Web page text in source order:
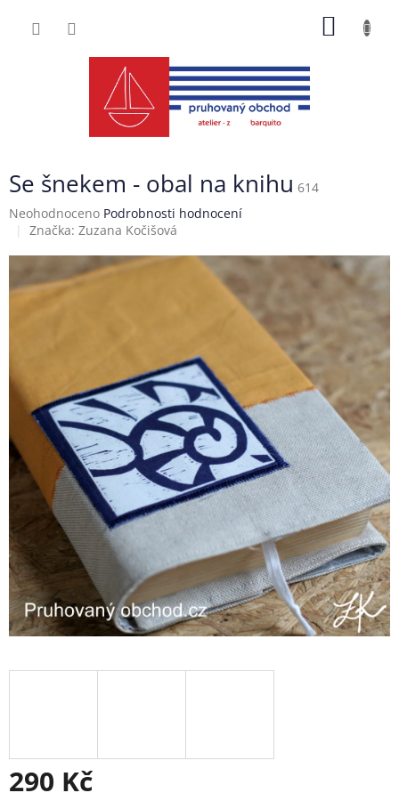
Se šnekem - obal na knihu 614
Průměrné
hodnocení
Neohodnoceno Podrobnosti hodnocení
Značka: Zuzana Kočišová
290 Kč